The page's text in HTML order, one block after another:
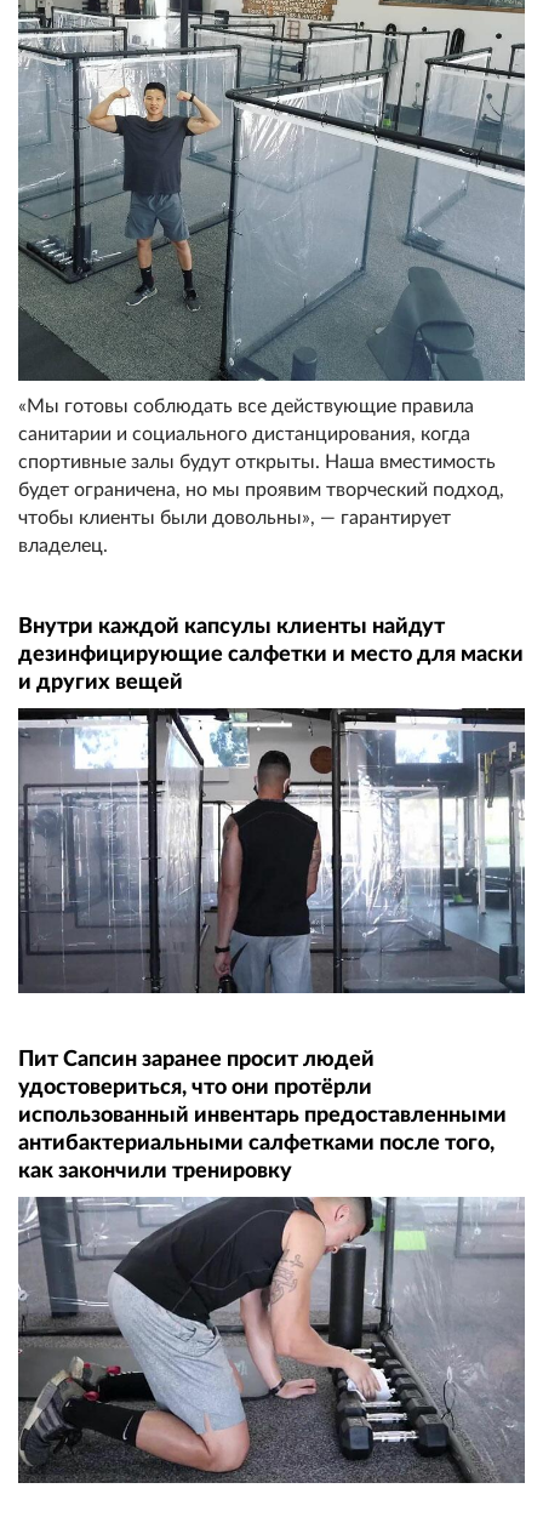
«Мы готовы соблюдать все действующие правила
санитарии и социального дистанцирования, когда
спортивные залы будут открыты. Наша вместимость
будет ограничена, но мы проявим творческий подход,
чтобы клиенты были довольны», — гарантирует
владелец.
Внутри каждой капсулы клиенты найдут
дезинфицирующие салфетки и место для маски
и других вещей
Пит Сапсин заранее просит людей
удостовериться, что они протёрли
использованный инвентарь предоставленными
антибактериальными салфетками после того,
как закончили тренировку